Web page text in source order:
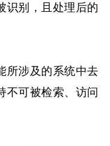
识别，且处理后的
所涉及的系统中去
不可被检索、访问